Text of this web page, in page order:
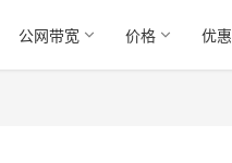
公网带宽 价格 优惠